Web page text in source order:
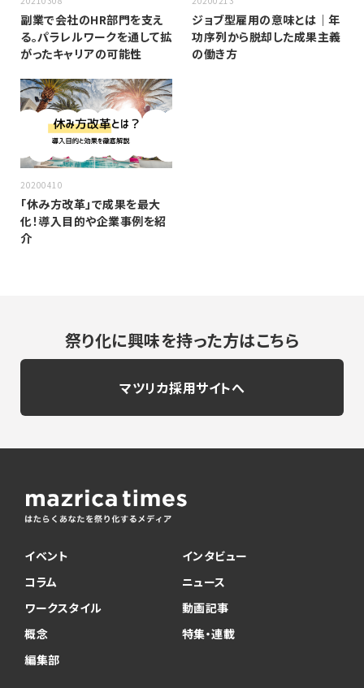
副業で会社のHR部門を支え
る。パラレルワークを通して拡
がったキャリアの可能性
ジョブ型雇用の意味とは｜年
功序列から脱却した成果主義
の働き方
20200410
「休み方改革」で成果を最大
化！導入目的や企業事例を紹
介
祭り化に興味を持った方はこちら
マツリカ採用サイトへ
イベント
インタビュー
コラム
ニュース
ワークスタイル
動画記事
概念
特集・連載
編集部